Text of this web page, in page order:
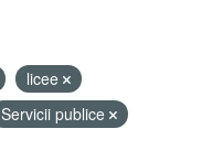
licee
Servicii publice